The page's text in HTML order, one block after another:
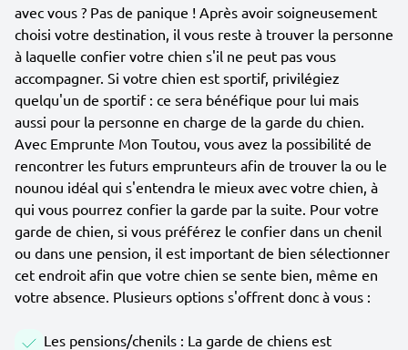
avec vous ? Pas de panique ! Après avoir soigneusement
choisi votre destination, il vous reste à trouver la personne
à laquelle confier votre chien s'il ne peut pas vous
accompagner. Si votre chien est sportif, privilégiez
quelqu'un de sportif : ce sera bénéfique pour lui mais
aussi pour la personne en charge de la garde du chien.
Avec Emprunte Mon Toutou, vous avez la possibilité de
rencontrer les futurs emprunteurs afin de trouver la ou le
nounou idéal qui s'entendra le mieux avec votre chien, à
qui vous pourrez confier la garde par la suite. Pour votre
garde de chien, si vous préférez le confier dans un chenil
ou dans une pension, il est important de bien sélectionner
cet endroit afin que votre chien se sente bien, même en
votre absence. Plusieurs options s'offrent donc à vous :
Les pensions/chenils : La garde de chiens est